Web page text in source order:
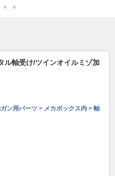
ル軸受け/ツインオイルミゾ加
ン用パーツ > メカボックス内 > 軸